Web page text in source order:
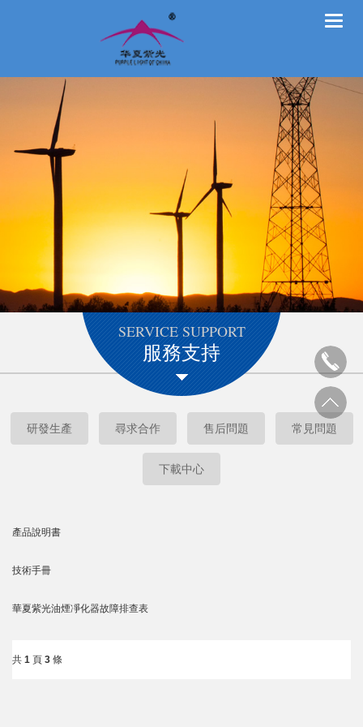
Toggle
SERVICE SUPPORT
服務支持
研發生產 尋求合作 售后問題 常見問題
下載中心
產品說明書
技術手冊
華夏紫光油煙凈化器故障排查表
共 1 頁 3 條